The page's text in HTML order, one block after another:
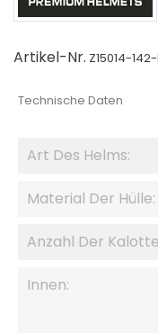
Artikel-Nr. Z15014-
Technische Daten
Art Des Helms:
Material Der Hülle:
Anzahl Der
Innen: